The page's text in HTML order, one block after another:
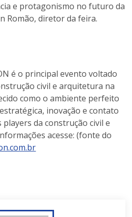
e protagonismo no futuro da
Romão, diretor da feira.
é o principal evento voltado
civil e arquitetura na
como o ambiente perfeito
inovação e contato
da construção civil e
acesse: (fonte do